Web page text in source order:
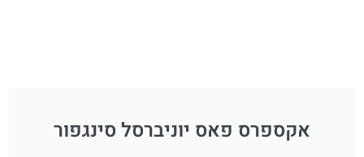
אקספרס פאס יוניברסל סינגפור